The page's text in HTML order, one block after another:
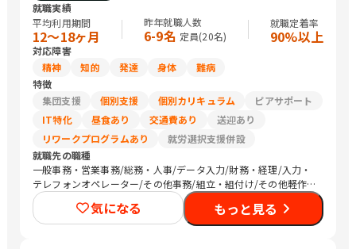
就職実績
平均利用期間
12〜18ヶ月
昨年就職人数
6-9名 定員(20名)
就職定着率
90%以上
対応障害
精神
知的 発達 身体
難病
特徴
集団支援
個別支援 個別カリキュラム
ピアサポート
IT特化
昼食あり 交通費あり
送迎あり
リワークプログラムあり
就労選択支援併設
就職先の職種
一般事務・営業事務/総務・人事/データ入力/財務・経理/入力・
テレフォンオペレーター/その他事務/組立・組付け/その他軽作
業/生産・製造オペレーション/CADオペレーター/警備/農作業
気になる もっと見る